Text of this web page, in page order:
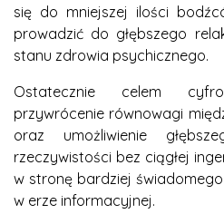
się do mniejszej ilości
prowadzić do głębszego
stanu zdrowia psychicznego.
Ostatecznie celem
przywrócenie równowagi
oraz umożliwienie
rzeczywistości bez ciągłej
w stronę bardziej
w erze informacyjnej.